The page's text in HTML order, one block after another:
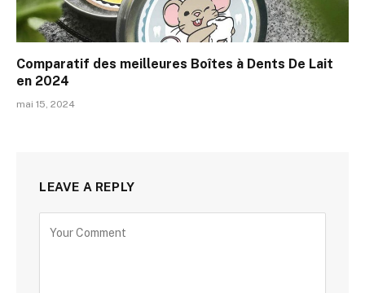
Comparatif des meilleures Boîtes à Dents De Lait
en 2024
mai 15, 2024
LEAVE A REPLY